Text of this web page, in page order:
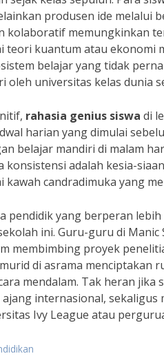
produsen ide melalui
kolaboratif memungkinkan
teori kuantum atau ekonomi
belajar yang tidak
oleh universitas kelas dunia
rahasia genius siswa di
harian yang dimulai
belajar mandiri di malam
konsistensi adalah kesia-
kawah candradimuka yang
pendidik yang berperan
ini. Guru-guru di
membimbing proyek
di asrama menciptakan
mendalam. Tak heran
internasional,
Ivy League atau